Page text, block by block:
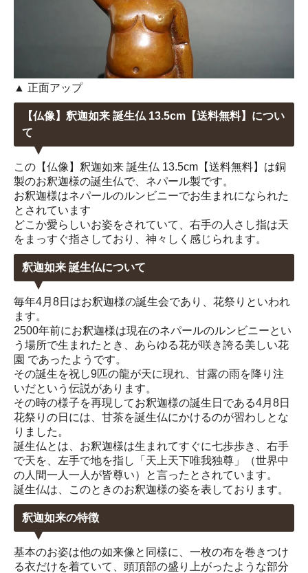
▲ 正面アップ
【仏像】釈迦如来 誕生仏 13.5cm【送料無料】につい
て
この【仏像】釈迦如来 誕生仏 13.5cm【送料無料】は銅
製のお釈迦様の誕生仏で、ネパール製です。
お釈迦様はネパールのルンビニーでお生まれになられた
とされています
どこか愛らしいお姿をされていて、右手の人さし指は天
をまっすぐ指さしており、神々しく感じられます。
釈迦如来 誕生仏について
毎年4月8日はお釈迦様の誕生会であり、花祭りといわれ
ます。
2500年前にお釈迦様は現在のネパールのルンビニーとい
う場所で生まれたとき、あらゆる花が咲き誇る美しい花
園 であったようです。
その誕生を祝し9匹の龍が天に現れ、甘露の雨を降り注
いだという伝説があります。
その時の様子を再現してお釈迦様の誕生日である4月8日
花祭りの日には、甘茶を誕生仏にかけるのが習わしとな
りました。
誕生仏とは、お釈迦様は生まれてすぐに七歩歩き、右手
で天を、左手で地を指し「天上天下唯我独尊」（世界中
の人間一人一人が皆尊い）と言ったとされています。
誕生仏は、このときのお釈迦様の姿を表しております。
釈迦如来の特徴
基本のお姿は他の如来像と同様に、一枚の布を巻きつけ
る衣だけを着ていて、頭頂部の盛り上がったような部分